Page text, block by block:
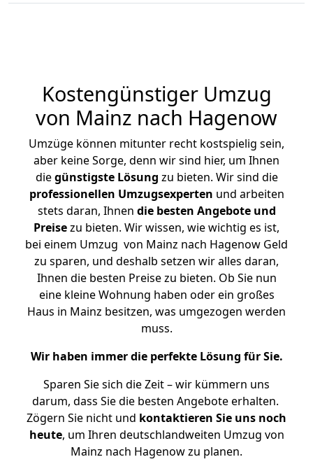
Kostengünstiger Umzug
von Mainz nach Hagenow
Umzüge können mitunter recht kostspielig sein,
aber keine Sorge, denn wir sind hier, um Ihnen
diegünstigste Lösung zu bieten. Wir sind die
professionellen Umzugsexperten und arbeiten
stets daran, Ihnen die besten Angebote und
Preisezu bieten. Wir wissen, wie wichtig es ist,
bei einem Umzug von Mainz nach Hagenow Geld
zu sparen, und deshalb setzen wir alles daran,
Ihnen die besten Preise zu bieten. Ob Sie nun
eine kleine Wohnung haben oder ein großes
Haus in Mainz besitzen, was umgezogen werden
muss.
Wir haben immer die perfekte Lösung für Sie.
Sparen Sie sich die Zeit – wir kümmern uns
darum, dass Sie die besten Angebote erhalten.
Zögern Sie nicht und kontaktieren Sie uns noch
heute, um Ihren deutschlandweiten Umzug von
Mainz nach Hagenow zu planen.